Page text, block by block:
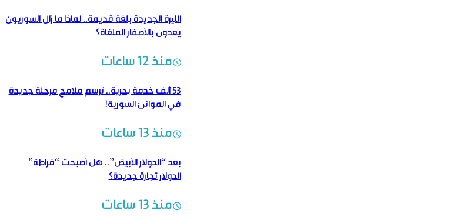
الليرة الجديدة بلغة قديمة..‏ لماذا ما زال السوريون
يعدون بالأصفار الملغاة؟
منذ 12 ساعات
53 ألف خدمة بحرية.. ترسم ملامح مرحلة جديدة
في الموانئ السورية!
منذ 13 ساعات
بعد “الدولار الأبيض”.. هل أصبحت “فراطة”
الدولار تجارة جديدة؟
منذ 13 ساعات